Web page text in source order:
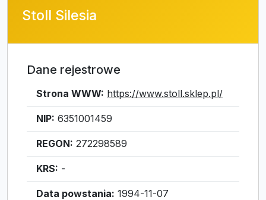
Stoll Silesia
Dane rejestrowe
Strona WWW: https://www.stoll.sklep.pl/
NIP: 6351001459
REGON: 272298589
KRS: -
Data powstania: 1994-11-07